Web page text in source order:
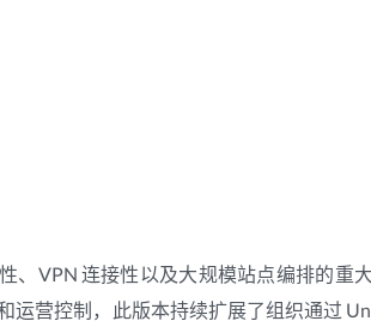
、VPN 连接性以及大规模站点编排的重
运营控制，此版本持续扩展了组织通过